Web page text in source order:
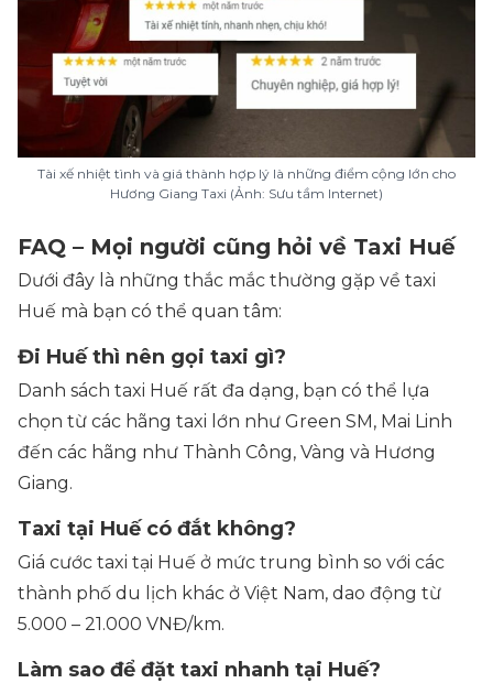
Tài xế nhiệt tình và giá thành hợp lý là những điểm cộng lớn cho
Hương Giang Taxi (Ảnh: Sưu tầm Internet)
FAQ – Mọi người cũng hỏi về Taxi Huế
Dưới đây là những thắc mắc thường gặp về taxi
Huế mà bạn có thể quan tâm:
Đi Huế thì nên gọi taxi gì?
Danh sách taxi Huế rất đa dạng, bạn có thể lựa
chọn từ các hãng taxi lớn như Green SM, Mai Linh
đến các hãng như Thành Công, Vàng và Hương
Giang.
Taxi tại Huế có đắt không?
Giá cước taxi tại Huế ở mức trung bình so với các
thành phố du lịch khác ở Việt Nam, dao động từ
5.000 – 21.000 VNĐ/km.
Làm sao để đặt taxi nhanh tại Huế?